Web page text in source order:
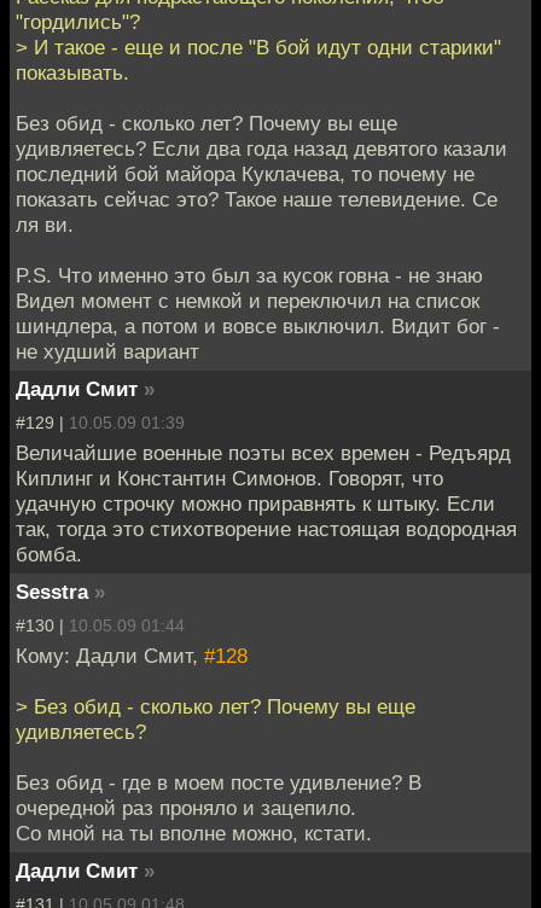
"гордились"?
> И такое - еще и после "В бой идут одни старики"
показывать.
Без обид - сколько лет? Почему вы еще
удивляетесь? Если два года назад девятого казали
последний бой майора Куклачева, то почему не
показать сейчас это? Такое наше телевидение. Се
ля ви.
P.S. Что именно это был за кусок говна - не знаю
Видел момент с немкой и переключил на список
шиндлера, а потом и вовсе выключил. Видит бог -
не худший вариант
Дадли Смит »
#129 | 10.05.09 01:39
Величайшие военные поэты всех времен - Редъярд
Киплинг и Константин Симонов. Говорят, что
удачную строчку можно приравнять к штыку. Если
так, тогда это стихотворение настоящая водородная
бомба.
Sesstra »
#130 | 10.05.09 01:44
Кому: Дадли Смит, #128
> Без обид - сколько лет? Почему вы еще
удивляетесь?
Без обид - где в моем посте удивление? В
очередной раз проняло и зацепило.
Со мной на ты вполне можно, кстати.
Дадли Смит »